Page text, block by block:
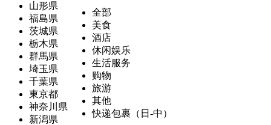
山形県
福島県
茨城県
栃木県
群馬県
埼玉県
千葉県
東京都
神奈川県
新潟県
全部
美食
酒店
休闲娱乐
生活服务
购物
旅游
其他
快递包裹（日-中）